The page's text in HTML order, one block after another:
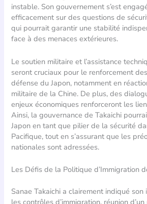
instable. Son gouvernement s’est
efficacement sur des questions de
qui pourrait garantir une stabilité
face à des menaces extérieures.
Le soutien militaire et l’assistance
seront cruciaux pour le renforcement
défense du Japon, notamment en
militaire de la Chine. De plus, des
enjeux économiques renforceront les
Ainsi, la gouvernance de Takaichi
Japon en tant que pilier de la sécurité
Pacifique, tout en s’assurant que les
nationales sont adressées.
Les Défis de la Politique d’Immigration
Sanae Takaichi a clairement indiqué